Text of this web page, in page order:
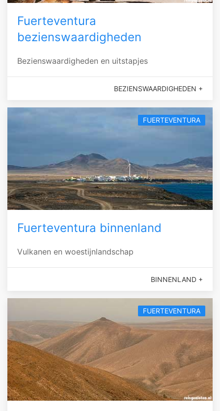
Fuerteventura
bezienswaardigheden
Bezienswaardigheden en uitstapjes
BEZIENSWAARDIGHEDEN +
FUERTEVENTURA
Fuerteventura binnenland
Vulkanen en woestijnlandschap
BINNENLAND +
FUERTEVENTURA